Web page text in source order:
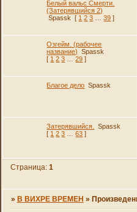
Белый вальс Смерти.
(Затерявшийся 2)
Spassk
[ 1 2 3 39 ]
Озгейм. (рабочее
название)
Spassk
[ 1 2 3 29 ]
Благое дело Spassk
Затерявшийся.
Spassk
[ 1 2 3 63 ]
Страница: 1
» В ВИХРЕ ВРЕМЕН »